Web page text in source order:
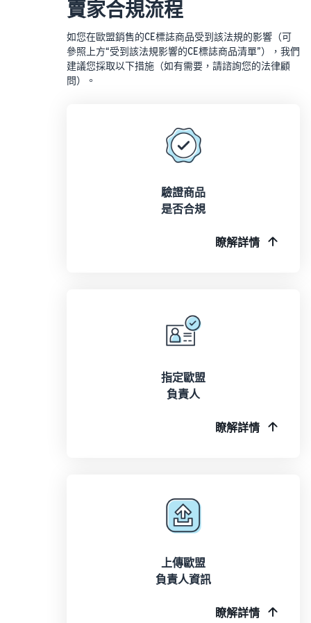
賣家合規流程
如您在歐盟銷售的CE標誌商品受到該法規的影響（可
參照上方“受到該法規影響的CE標誌商品清單”），我們
建議您採取以下措施（如有需要，請諮詢您的法律顧
問）。
驗證商品
是否合規
瞭解詳情
指定歐盟
負責人
瞭解詳情
上傳歐盟
負責人資訊
瞭解詳情